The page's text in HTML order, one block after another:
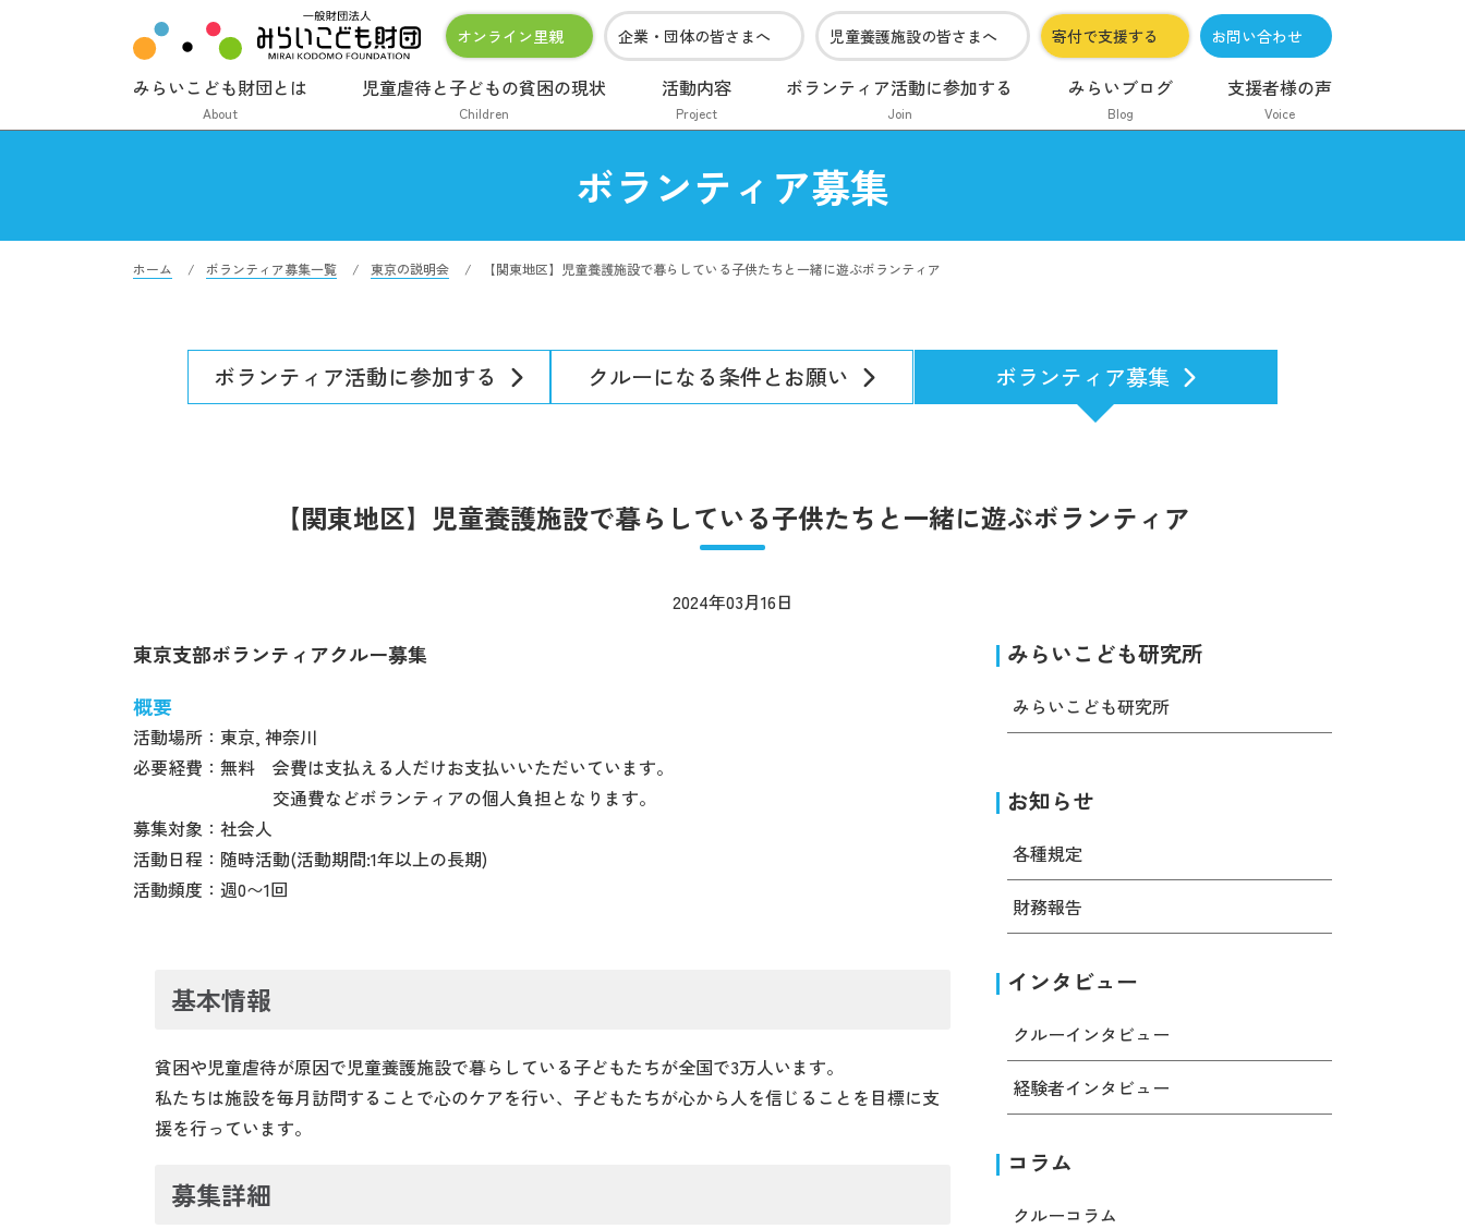
オンライン里親 企業・団体の皆さまへ 児童養護施設の皆さまへ 寄付で支援する お問い合わせ
みらいこども財団とは
About
児童虐待と子どもの貧困の現状
Children
活動内容
Project
ボランティア活動に参加する
Join
みらいブログ
Blog
支援者様の声
Voice
ボランティア募集
ホーム ボランティア募集一覧 東京の説明会 【関東地区】児童養護施設で暮らしている子供たちと一緒に遊ぶボランティア
ボランティア活動に参加する クルーになる条件とお願い ボランティア募集
【関東地区】児童養護施設で暮らしている子供たちと一緒に遊ぶボランティア
2024年03月16日
東京支部ボランティアクルー募集
概要
活動場所：東京, 神奈川
必要経費：無料 会費は支払える人だけお支払いいただいています。
交通費などボランティアの個人負担となります。
募集対象：社会人
活動日程：随時活動(活動期間:1年以上の長期)
活動頻度：週0〜1回
基本情報
貧困や児童虐待が原因で児童養護施設で暮らしている子どもたちが全国で3万人います。
私たちは施設を毎月訪問することで心のケアを行い、子どもたちが心から人を信じることを目標に支
援を行っています。
募集詳細
みらいこども研究所
みらいこども研究所
お知らせ
各種規定
財務報告
インタビュー
クルーインタビュー
経験者インタビュー
コラム
クルーコラム